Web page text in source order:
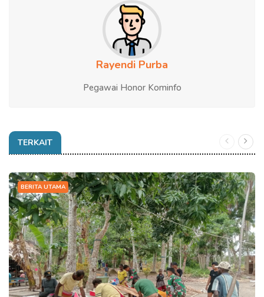
Rayendi Purba
Pegawai Honor Kominfo
TERKAIT
BERITA UTAMA